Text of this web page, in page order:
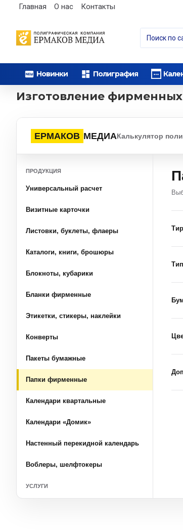
Главная О нас Контакты
Новинки Полиграфия
Изготовление
ЕРМАКОВ МЕДИАКалькулятор
ПРОДУКЦИЯ
Универсальный расчет
Визитные карточки
Листовки, буклеты, флаеры
Каталоги, книги, брошюры
Блокноты, кубарики
Бланки фирменные
Этикетки, стикеры, наклейки
Конверты
Пакеты бумажные
Папки фирменные
Календари квартальные
Календари «Домик»
Настенный перекидной календарь
Воблеры, шелфтокеры
УСЛУГИ
Тип